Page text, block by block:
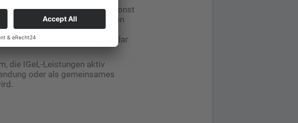
diese Leistung bringt – sonst
Hürde, die es zu überwinden
beratend die Leistungen
werden. Fachvokabular
die IGeL-Leistungen aktiv
oder als gemeinsames